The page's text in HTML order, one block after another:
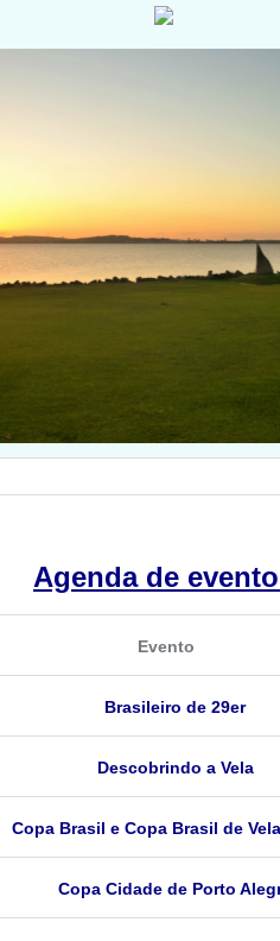
Agenda de
Evento
Brasileiro de 29er
Descobrindo a Vela
Copa Brasil e Copa Brasil de
Copa Cidade de Porto